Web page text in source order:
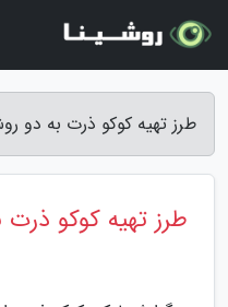
طرز تهیه کوکو ذرت به دو
طرز تهیه کوکو